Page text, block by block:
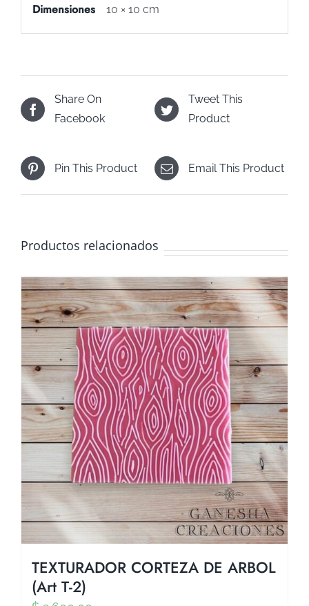
Dimensiones 10 × 10 cm
Share On
Facebook
Tweet This
Product
Pin This Product Email This Product
Productos relacionados
TEXTURADOR CORTEZA DE ARBOL
(Art T-2)